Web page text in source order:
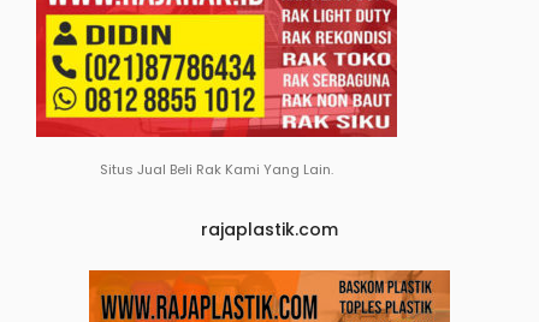
Situs Jual Beli Rak Kami Yang Lain.
rajaplastik.com